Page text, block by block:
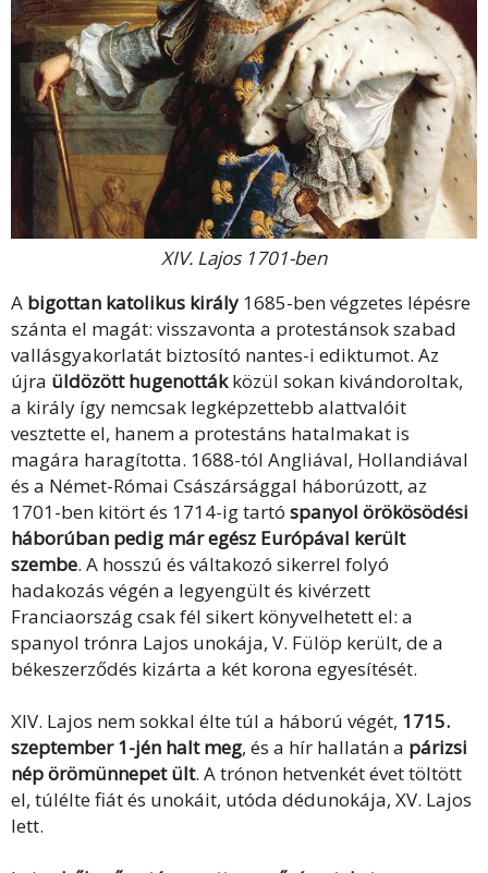
XIV. Lajos 1701-ben
A bigottan katolikus király 1685-ben végzetes lépésre
szánta el magát: visszavonta a protestánsok szabad
vallásgyakorlatát biztosító nantes-i ediktumot. Az
újra üldözött hugenottákközül sokan kivándoroltak,
a király így nemcsak legképzettebb alattvalóit
vesztette el, hanem a protestáns hatalmakat is
magára haragította. 1688-tól Angliával, Hollandiával
és a Német-Római Császársággal háborúzott, az
1701-ben kitört és 1714-ig tartó spanyol örökösödési
háborúban pedig már egész Európával került
szembe. A hosszú és váltakozó sikerrel folyó
hadakozás végén a legyengült és kivérzett
Franciaország csak fél sikert könyvelhetett el: a
spanyol trónra Lajos unokája, V. Fülöp került, de a
békeszerződés kizárta a két korona egyesítését.
XIV. Lajos nem sokkal élte túl a háború végét, 1715.
szeptember 1-jén halt meg, és a hír hallatán a párizsi
nép örömünnepet ült. A trónon hetvenkét évet töltött
el, túlélte fiát és unokáit, utóda dédunokája, XV. Lajos
lett.